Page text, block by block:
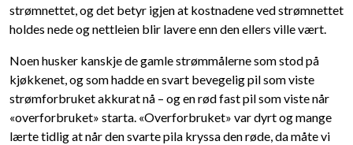
strømnettet, og det betyr igjen at kostnadene ved strømnettet
holdes nede og nettleien blir lavere enn den ellers ville vært.
Noen husker kanskje de gamle strømmålerne som stod på
kjøkkenet, og som hadde en svart bevegelig pil som viste
strømforbruket akkurat nå – og en rød fast pil som viste når
«overforbruket» starta. «Overforbruket» var dyrt og mange
lærte tidlig at når den svarte pila kryssa den røde, da måte vi